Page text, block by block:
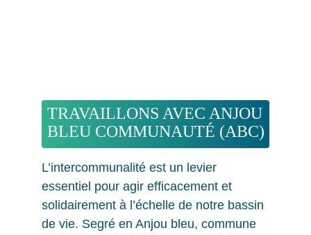
TRAVAILLONS AVEC ANJOU
BLEU COMMUNAUTÉ (ABC)
L’intercommunalité est un levier
essentiel pour agir efficacement et
solidairement à l’échelle de notre bassin
de vie. Segré en Anjou bleu, commune